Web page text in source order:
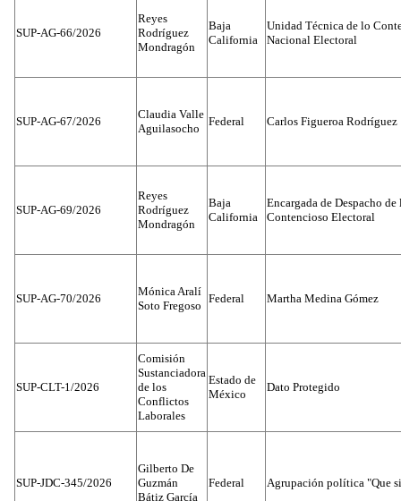
SUP-AG-66/2026
Reyes
Rodríguez
Mondragón
Baja
California
Unidad Técnica de lo
Nacional Electoral
SUP-AG-67/2026
Claudia Valle
Aguilasocho
Federal Carlos Figueroa Rodríguez
SUP-AG-69/2026
Reyes
Rodríguez
Mondragón
Baja
California
Encargada de Despacho
Contencioso Electoral
SUP-AG-70/2026
Mónica Aralí
Soto Fregoso
Federal Martha Medina Gómez
SUP-CLT-1/2026
Comisión
Sustanciadora
de los
Conflictos
Laborales
Estado de
México
Dato Protegido
SUP-JDC-345/2026
Gilberto De
Guzmán
Bátiz García
Federal Agrupación política "Que